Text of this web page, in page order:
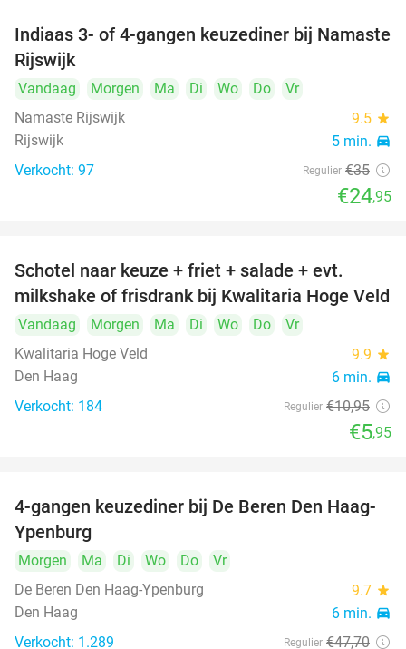
29%
Indiaas 3- of 4-gangen keuzediner bij Namaste
Rijswijk
Vandaag Morgen Ma Di Wo Do
Vr
Namaste Rijswijk
9.5 star
Rijswijk 5 min. directions_car
Verkocht: 97 Regulier €35
€24,95
Schotel naar keuze + friet + salade + evt.
milkshake of frisdrank bij Kwalitaria Hoge Veld
Vandaag Morgen Ma Di Wo Do
Vr
Kwalitaria Hoge Veld
9.9 star
Den Haag 6 min. directions_car
Verkocht: 184 Regulier €10,95
€5,95
46%
4-gangen keuzediner bij De Beren Den Haag-
Ypenburg
Morgen Ma Di Wo Do
Vr
De Beren Den Haag-Ypenburg
9.7 star
Den Haag 6 min. directions_car
Verkocht: 1.289 Regulier €47,70